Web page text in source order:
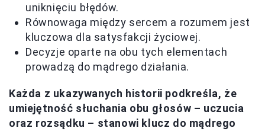
uniknięciu błędów.
Równowaga między sercem a rozumem jest
kluczowa dla satysfakcji życiowej.
Decyzje oparte na obu tych elementach
prowadzą do mądrego działania.
Każda z ukazywanych historii podkreśla, że
umiejętność słuchania obu głosów – uczucia
oraz rozsądku – stanowi klucz do mądrego